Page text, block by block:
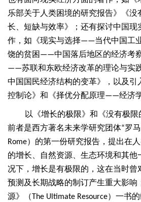
乐部关于人类困境的研究报告》《没
长、短缺与效率》；还有探讨中国现
作，如《现实与选择——当代中国工
饶的贫困 ——中国落后地区的经济考
——苏联和东欧经济改革的理论与实
中国国民经济结构的变革》，以及引
控制论》和《择优分配原理——经济
以《增长的极限》和《没有极限
前者是西方著名未来学研究团体“罗
Rome）的第一份研究报告，提出在
的增长、自然资源、生态环境和其他
况下，增长是有极限的，这在当时曾
预测及长期战略的制订产生重大影响
源》（The Ultimate Resource）一书